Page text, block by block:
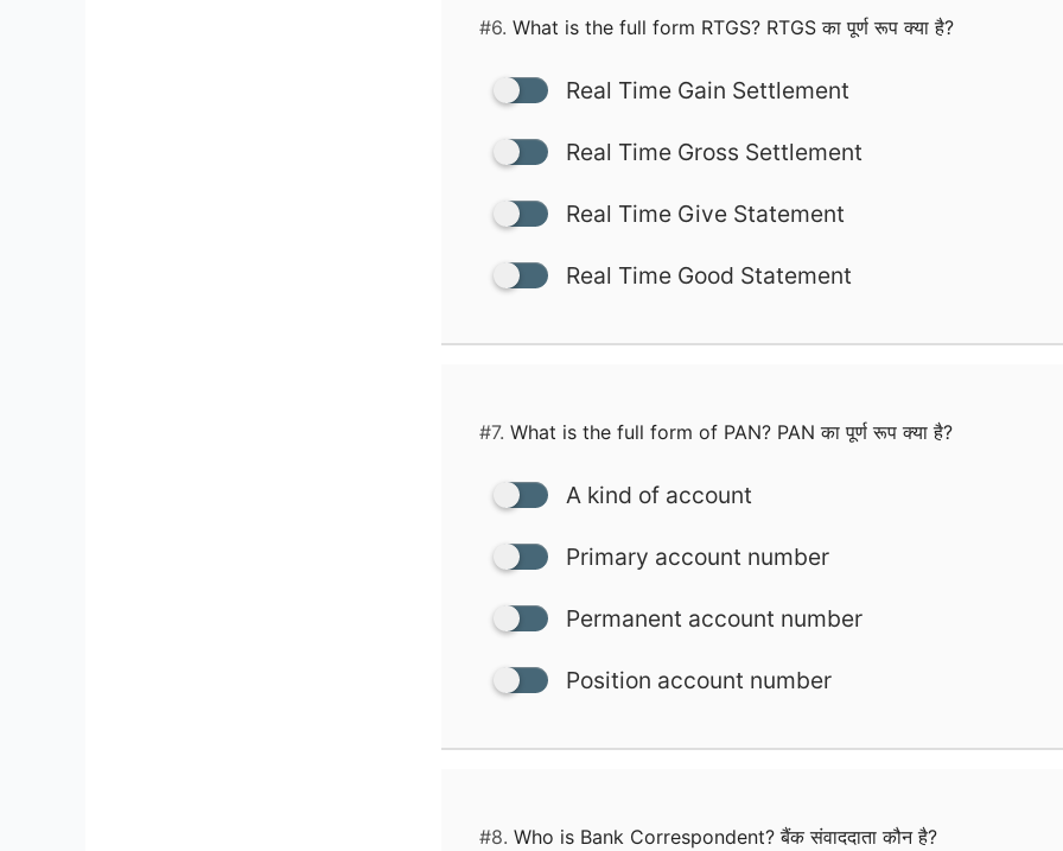
#6. What is the full form RTGS? RTGS का पूर्ण रूप क्या है?
Real Time Gain Settlement
Real Time Gross Settlement
Real Time Give Statement
Real Time Good Statement
#7. What is the full form of PAN? PAN का पूर्ण रूप क्या है?
A kind of account
Primary account number
Permanent account number
Position account number
#8. Who is Bank Correspondent? बैंक संवाददाता कौन है?